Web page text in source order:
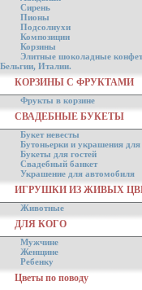
Сирень
Пионы
Подсолнухи
Композиции
Корзины
Элитные шоколадные
Бельгии, Италии.
КОРЗИНЫ С ФРУКТАМИ
Фрукты в корзине
СВАДЕБНЫЕ БУКЕТЫ
Букет невесты
Бутоньерки и украшения для
Букеты для гостей
Свадебный банкет
Украшение для автомобиля
ИГРУШКИ ИЗ ЖИВЫХ
Животные
ДЛЯ КОГО
Мужчине
Женщине
Ребенку
Цветы по поводу